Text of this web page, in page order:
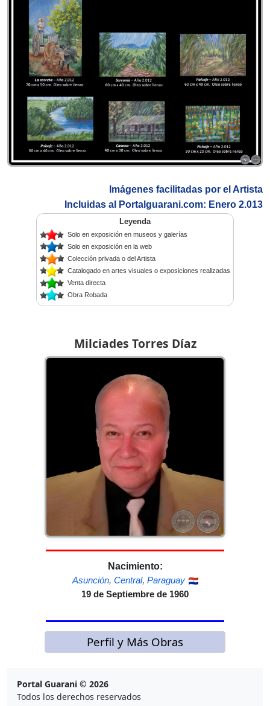
Milciades Torres Díaz
Nacimiento:
Asunción, Central, Paraguay
19 de Septiembre de 1960
Perfil y Más Obras
Imágenes facilitadas por el Artista
Incluidas al Portalguarani.com: Enero 2.013
Leyenda
Solo en exposición en museos y galerías
Solo en exposición en la web
Colección privada o del Artista
Catalogado en artes visuales o exposiciones realizadas
Venta directa
Obra Robada
Portal Guarani © 2026
Todos los derechos reservados